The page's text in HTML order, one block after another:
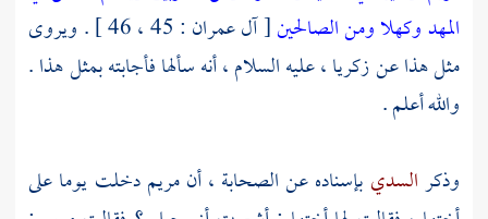
المهد وكهلا ومن الصالحين
[ آل عمران : 45 ، 46 ] . ويروى
مثل هذا عنزكريا ،عليه السلام ، أنه سألها فأجابته بمثل هذا .
والله أعلم .
وذكرالسدي بإسناده عن الصحابة ، أنمريمدخلت يوما على